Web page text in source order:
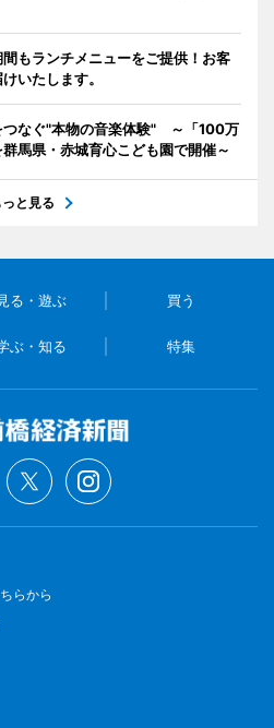
間もランチメニューをご提供！お客
いたします。
つなぐ"本物の音楽体験" ～「100万
馬県・赤城育心こども園で開催～
っと見る
る・遊ぶ 買う
ぶ・知る 特集
らから